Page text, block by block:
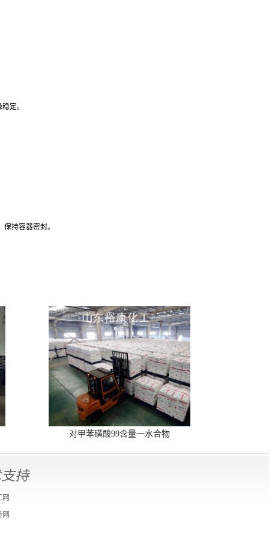
定。
持容器密封。
对甲苯磺酸99含量一水合物
持
网
网